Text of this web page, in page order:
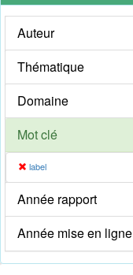
Auteur
Thématique
Domaine
Mot clé
label
Année rapport
Année mise en ligne